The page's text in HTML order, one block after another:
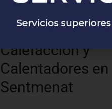
Calefacción y
Calentadores en
Sentmenat